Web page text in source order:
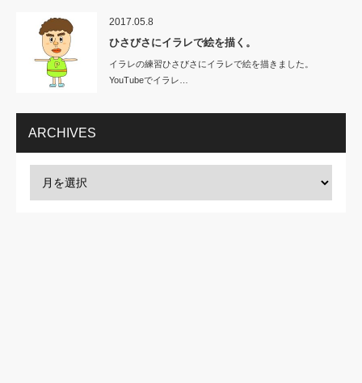
2017.05.8
ひさびさにイラレで絵を描く。
イラレの練習ひさびさにイラレで絵を描きました。
YouTubeでイラレ…
ARCHIVES